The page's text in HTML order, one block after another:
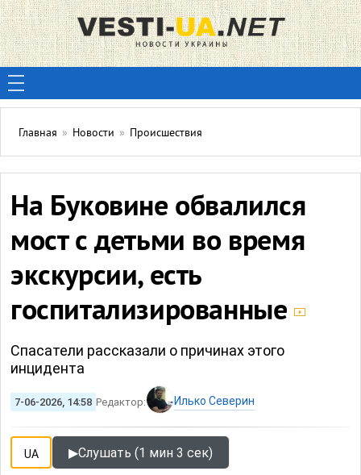
Главная » Новости » Происшествия
На Буковине обвалился
мост с детьми во время
экскурсии, есть
госпитализированные
Спасатели рассказали о причинах этого
инцидента
7-06-2026, 14:58 Редактор: Илько Северин
UA ▶Слушать (1 мин 3 сек)